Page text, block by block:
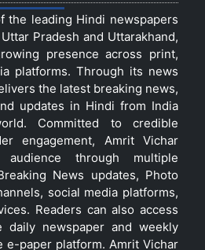
the leading Hindi newspapers
Pradesh and Uttarakhand,
presence across print,
platforms. Through its news
the latest breaking news,
updates in Hindi from India
Committed to credible
engagement, Amrit Vichar
through multiple
News updates, Photo
social media platforms,
Readers can also access
newspaper and weekly
e-paper platform. Amrit Vichar